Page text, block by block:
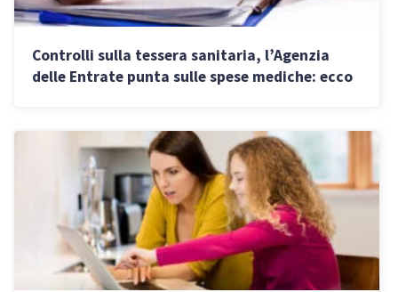
Controlli sulla tessera sanitaria, l’Agenzia
delle Entrate punta sulle spese mediche: ecco